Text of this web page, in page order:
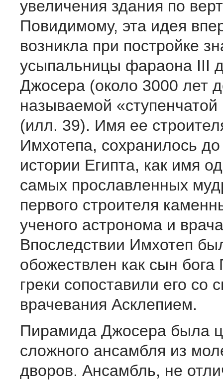
увеличения здания по
Повидимому, эта идея
возникла при постройке
усыпальницы фараона III
Джосера (около 3000 лет
называемой
(илл. 39). Имя ее
Имхотепа, сохранилось
истории Египта, как имя
самых прославленных
первого строителя
ученого астронома и
Впоследствии Имхотеп
обожествлен как сын бога
греки сопоставили его со
врачевания Асклепием.
Пирамида Джосера была
сложного ансамбля из
дворов. Ансамбль, не